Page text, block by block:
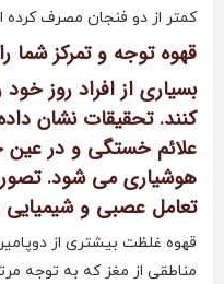
کمتر از دو فنجان مصرف کرده
قهوه توجه و تمرکز شما
بسیاری از افراد روز
کنند. تحقیقات نشان
علائم خستگی و در عین
هوشیاری می شود.
تعامل عصبی و
قهوه غلظت بیشتری از
مناطقی از مغز که به توجه